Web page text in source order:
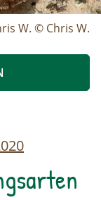
W. © Chris W.